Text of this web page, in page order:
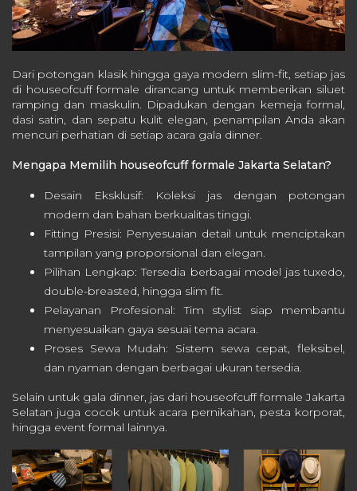
Dari potongan klasik hingga gaya modern slim-fit, setiap jas
di houseofcuff formale dirancang untuk memberikan siluet
ramping dan maskulin. Dipadukan dengan kemeja formal,
dasi satin, dan sepatu kulit elegan, penampilan Anda akan
mencuri perhatian di setiap acara gala dinner.
Mengapa Memilih houseofcuff formale Jakarta Selatan?
Desain Eksklusif: Koleksi jas dengan potongan
modern dan bahan berkualitas tinggi.
Fitting Presisi: Penyesuaian detail untuk menciptakan
tampilan yang proporsional dan elegan.
Pilihan Lengkap: Tersedia berbagai model jas tuxedo,
double-breasted, hingga slim fit.
Pelayanan Profesional: Tim stylist siap membantu
menyesuaikan gaya sesuai tema acara.
Proses Sewa Mudah: Sistem sewa cepat, fleksibel,
dan nyaman dengan berbagai ukuran tersedia.
Selain untuk gala dinner, jas dari houseofcuff formale Jakarta
Selatan juga cocok untuk acara pernikahan, pesta korporat,
hingga event formal lainnya.